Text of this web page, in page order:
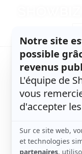
l'accueil
ACTUALITÉS
TÉLÉ, STARS, ETC.